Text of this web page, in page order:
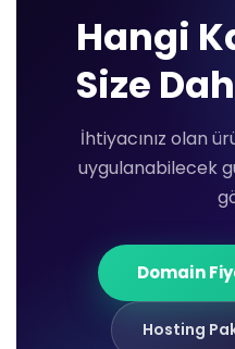
Hangi
Size
İhtiyacınız olan
uygulanabilecek
Domain
Hosting